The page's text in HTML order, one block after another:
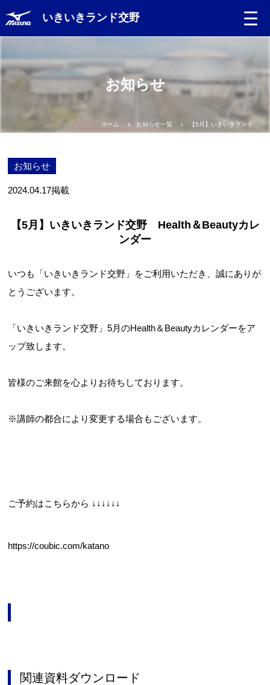
いきいきランド交野
お問合せフォーム
交野市施設予約システム
お知らせ
ホーム お知らせ一覧
お知らせ
2024.04.17掲載
【5月】いきいきランド交野 Health＆Beautyカレ
ンダー
いつも「いきいきランド交野」をご利用いただき、誠にありが
とうございます。
「いきいきランド交野」5月のHealth＆Beautyカレンダーをア
ップ致します。
皆様のご来館を心よりお待ちしております。
※講師の都合により変更する場合もございます。
ご予約はこちらから ↓↓↓↓↓↓
https://coubic.com/katano
関連資料ダウンロード